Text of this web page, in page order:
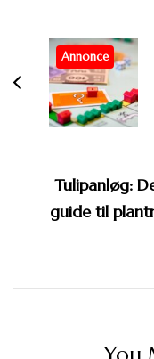
Navigation
Annonce
Tulipanløg:
guide til